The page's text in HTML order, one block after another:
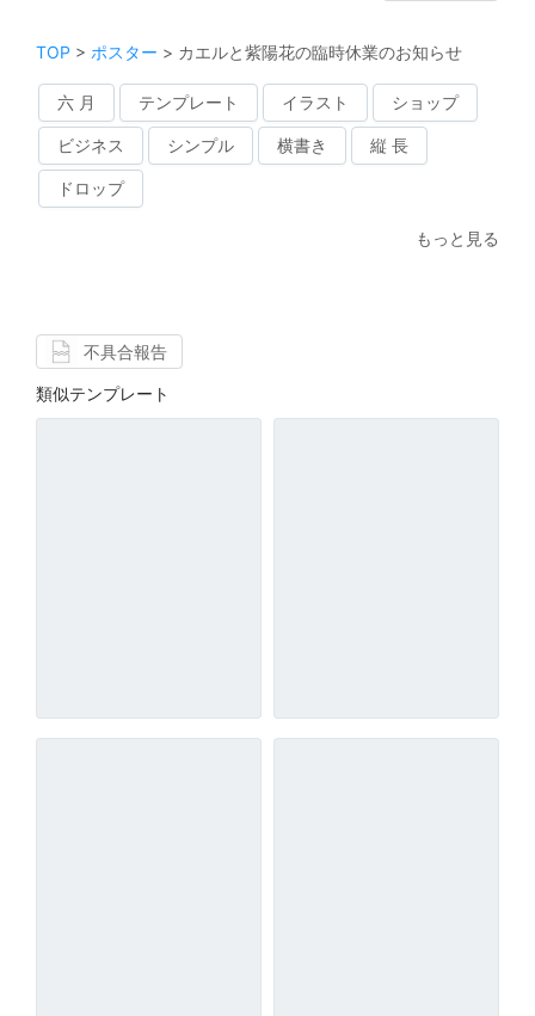
TOP > ポスター > カエルと紫陽花の臨時休業のお知らせ
六 月 テンプレート イラスト ショップ
ビジネス シンプル 横書き 縦 長
ドロップ
もっと見る
不具合報告
類似テンプレート